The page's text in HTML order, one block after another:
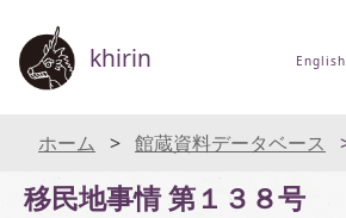
khirin English
ホーム 館蔵資料データベース
移民地事情 第１３８号